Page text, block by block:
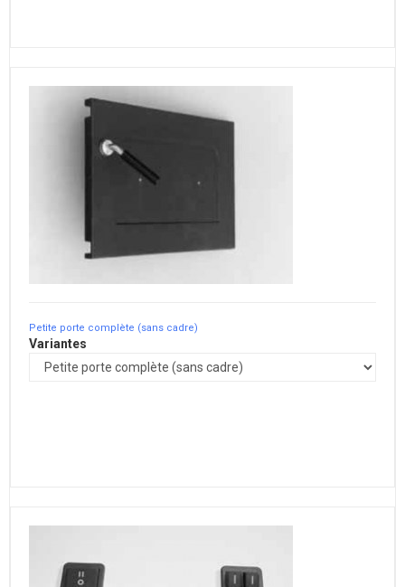
Petite porte complète (sans cadre)
Variantes